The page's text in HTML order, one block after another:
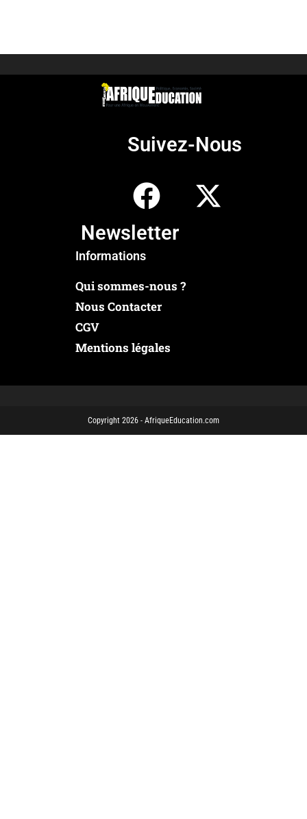
Suivez-Nous
Newsletter
Informations
Qui sommes-nous ?
Nous Contacter
CGV
Mentions légales
Copyright 2026 - AfriqueEducation.com